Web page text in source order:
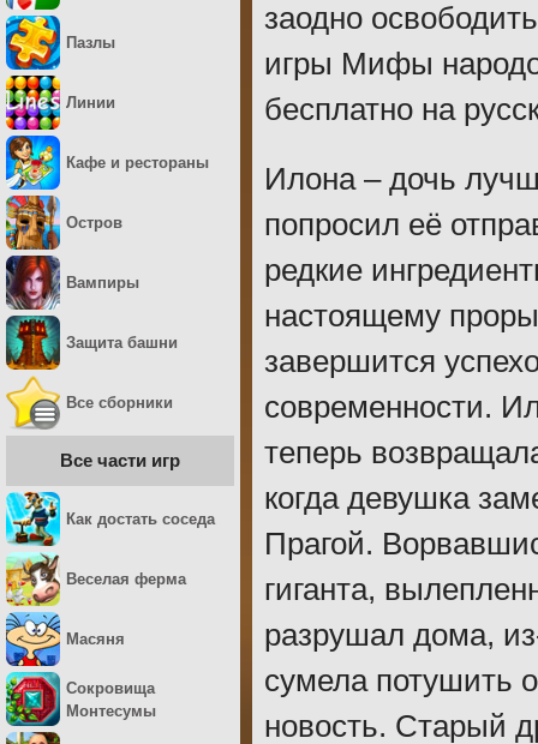
заодно
игры Мифы
бесплатно на
Илона – дочь
попросил её
редкие
настоящему
завершится
современности.
теперь
когда девушка
Прагой.
гиганта,
разрушал дома,
сумела потушить
новость. Старый
Пазлы
Линии
Кафе и рестораны
Остров
Вампиры
Защита башни
Все сборники
Все части игр
Как достать соседа
Веселая ферма
Масяня
Сокровища
Монтесумы